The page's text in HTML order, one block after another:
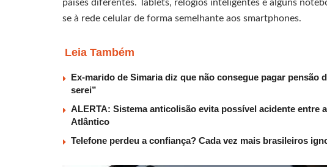
países diferentes. Tablets, relógios inteligentes e alguns
se à rede celular de forma semelhante aos smartphones.
Leia Também
Ex-marido de Simaria diz que não consegue pagar pensão
serei”
ALERTA: Sistema anticolisão evita possível acidente entre
Atlântico
Telefone perdeu a confiança? Cada vez mais brasileiros